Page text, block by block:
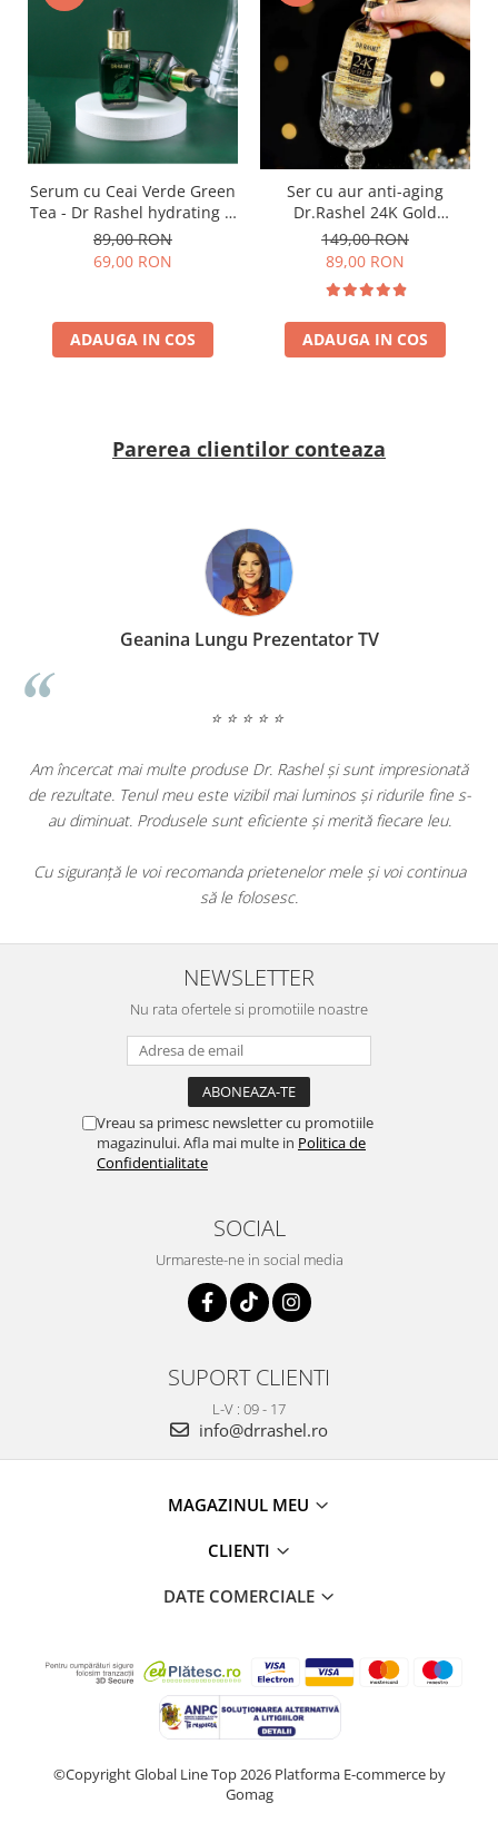
Serum cu Ceai Verde Green
Tea - Dr Rashel hydrating &
plumping face serum 30ml
89,00 RON
69,00 RON
ADAUGA IN COS
Ser cu aur anti-aging
Dr.Rashel 24K Gold
Radiance & Anti Aging
Serum - 100ml
149,00 RON
89,00 RON
ADAUGA IN COS
Parerea clientilor conteaza
Geanina Lungu Prezentator TV
⭐ ⭐ ⭐ ⭐ ⭐
Am încercat mai multe produse Dr. Rashel și sunt impresionată
de rezultate. Tenul meu este vizibil mai luminos și ridurile fine s-
au diminuat. Produsele sunt eficiente și merită fiecare leu.
Cu siguranță le voi recomanda prietenelor mele și voi continua
să le folosesc.
NEWSLETTER
Nu rata ofertele si promotiile noastre
Vreau sa primesc newsletter cu promotiile
magazinului. Afla mai multe in Politica de
Confidentialitate
SOCIAL
Urmareste-ne in social media
SUPORT CLIENTI
L-V : 09 - 17
info@drrashel.ro
MAGAZINUL MEU
CLIENTI
DATE COMERCIALE
©Copyright Global Line Top 2026 Platforma E-commerce by
Gomag